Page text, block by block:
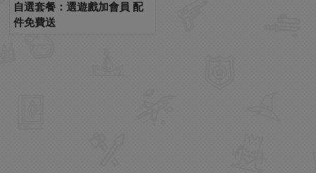
自選套餐：選遊戲加會員 配
件免費送